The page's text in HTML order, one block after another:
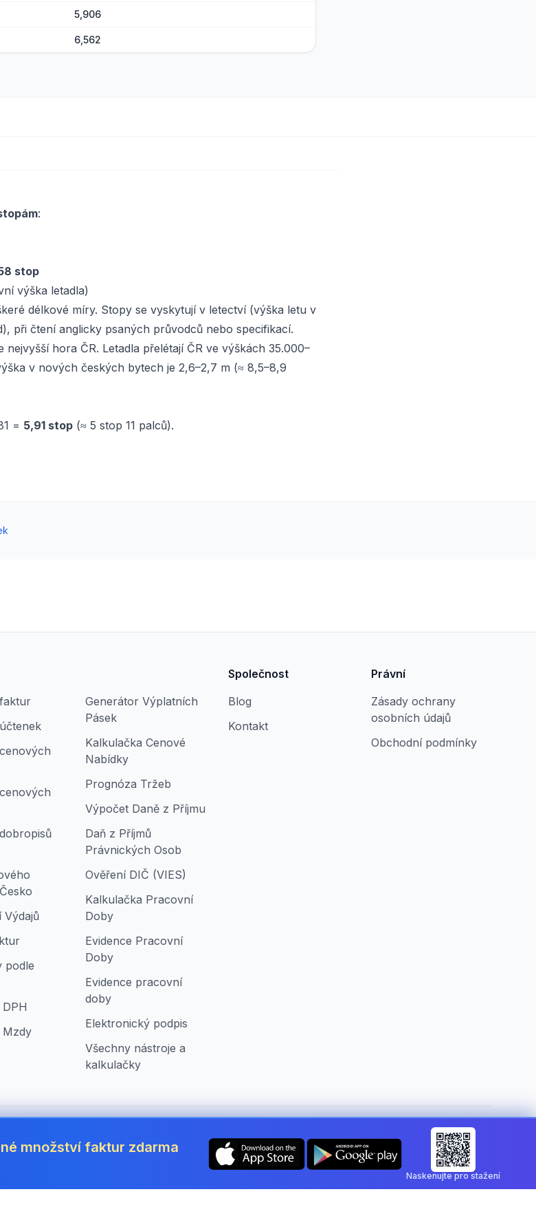
5,906
6,562
:
stop
výška letadla)
délkové míry. Stopy se vyskytují v letectví (výška letu v
při čtení anglicky psaných průvodců nebo specifikací.
nejvyšší hora ČR. Letadla přelétají ČR ve výškách 35.000–
v nových českých bytech je 2,6–2,7 m (≈ 8,5–8,9
= 5,91 stop (≈ 5 stop 11 palců).
Výdajů
podle
Mzdy
Generátor Výplatních
Pásek
Kalkulačka Cenové
Nabídky
Prognóza Tržeb
Výpočet Daně z Příjmu
Daň z Příjmů
Právnických Osob
Ověření DIČ (VIES)
Kalkulačka Pracovní
Doby
Evidence Pracovní
Doby
Evidence pracovní
doby
Elektronický podpis
Všechny nástroje a
kalkulačky
Společnost
Blog
Kontakt
Právní
Zásady ochrany
osobních údajů
Obchodní podmínky
Změnit zemi: Czech Republic
množství faktur zdarma
Naskenujte pro stažení